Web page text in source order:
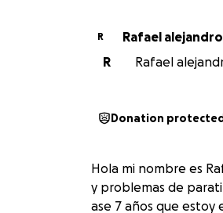
R
Rafael
R
Rafael
Donation protected
Hola mi nombre es
y problemas de
ase 7 años que estoy